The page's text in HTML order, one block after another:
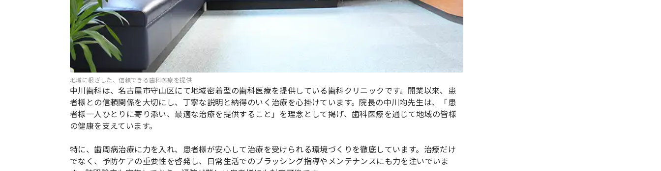
地域に根ざした、信頼できる歯科医療を提供
中川歯科は、名古屋市守山区にて地域密着型の歯科医療を提供している歯科クリニックです。開業以来、患
者様との信頼関係を大切にし、丁寧な説明と納得のいく治療を心掛けています。院長の中川均先生は、「患
者様一人ひとりに寄り添い、最適な治療を提供すること」を理念として掲げ、歯科医療を通じて地域の皆様
の健康を支えています。
特に、歯周病治療に力を入れ、患者様が安心して治療を受けられる環境づくりを徹底しています。治療だけ
でなく、予防ケアの重要性を啓発し、日常生活でのブラッシング指導やメンテナンスにも力を注いでいま